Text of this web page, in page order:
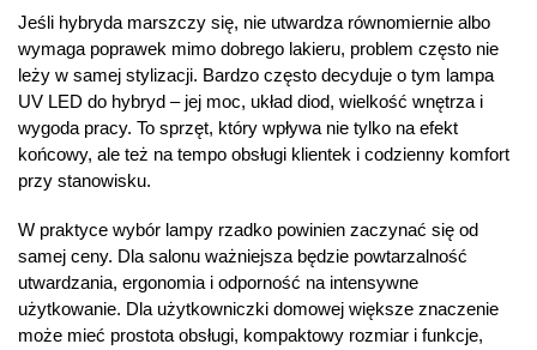
Jeśli hybryda marszczy się, nie utwardza równomiernie albo
wymaga poprawek mimo dobrego lakieru, problem często nie
leży w samej stylizacji. Bardzo często decyduje o tym lampa
UV LED do hybryd – jej moc, układ diod, wielkość wnętrza i
wygoda pracy. To sprzęt, który wpływa nie tylko na efekt
końcowy, ale też na tempo obsługi klientek i codzienny komfort
przy stanowisku.
W praktyce wybór lampy rzadko powinien zaczynać się od
samej ceny. Dla salonu ważniejsza będzie powtarzalność
utwardzania, ergonomia i odporność na intensywne
użytkowanie. Dla użytkowniczki domowej większe znaczenie
może mieć prostota obsługi, kompaktowy rozmiar i funkcje,